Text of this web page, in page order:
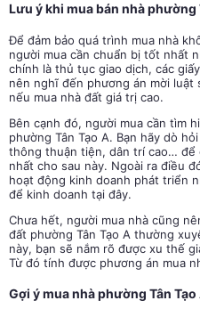
Lưu ý khi mua bán nhà phường
Để đảm bảo quá trình mua nhà
người mua cần chuẩn bị tốt nhất
chính là thủ tục giao dịch, các
nên nghĩ đến phương án mời
nếu mua nhà đất giá trị cao.
Bên cạnh đó, người mua cần tìm
phường Tân Tạo A. Bạn hãy dò
thông thuận tiện, dân trí cao… để
nhất cho sau này. Ngoài ra điều
hoạt động kinh doanh phát triển
để kinh doanh tại đây.
Chưa hết, người mua nhà cũng
đất phường Tân Tạo A thường
này, bạn sẽ nắm rõ được xu thế
Từ đó tính được phương án mua
Gợi ý mua nhà phường Tân